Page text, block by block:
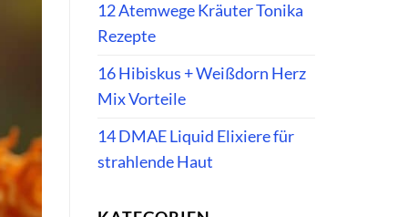
12 Atemwege Kräuter Tonika
Rezepte
16 Hibiskus + Weißdorn Herz
Mix Vorteile
14 DMAE Liquid Elixiere für
strahlende Haut